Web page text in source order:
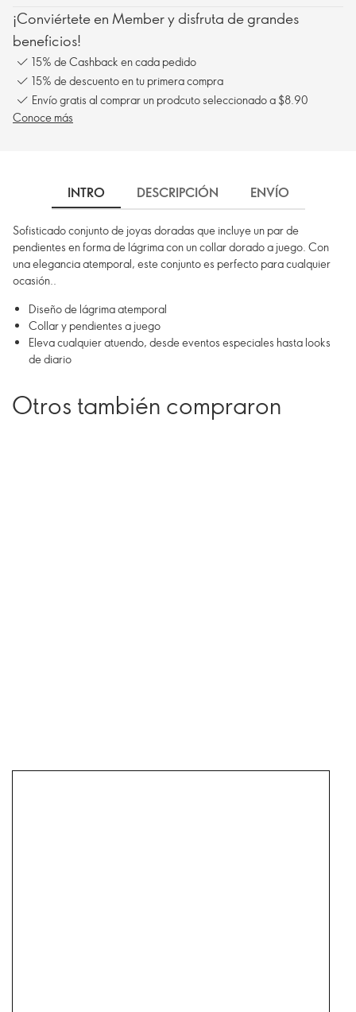
¡Conviértete en Member y disfruta de grandes
beneficios!
15% de Cashback en cada pedido
15% de descuento en tu primera compra
Envío gratis al comprar un prodcuto seleccionado a $8.90
Conoce más
INTRO DESCRIPCIÓN ENVÍO
Sofisticado conjunto de joyas doradas que incluye un par de
pendientes en forma de lágrima con un collar dorado a juego. Con
una elegancia atemporal, este conjunto es perfecto para cualquier
ocasión..
Diseño de lágrima atemporal
Collar y pendientes a juego
Eleva cualquier atuendo, desde eventos especiales hasta looks
de diario
Otros también compraron